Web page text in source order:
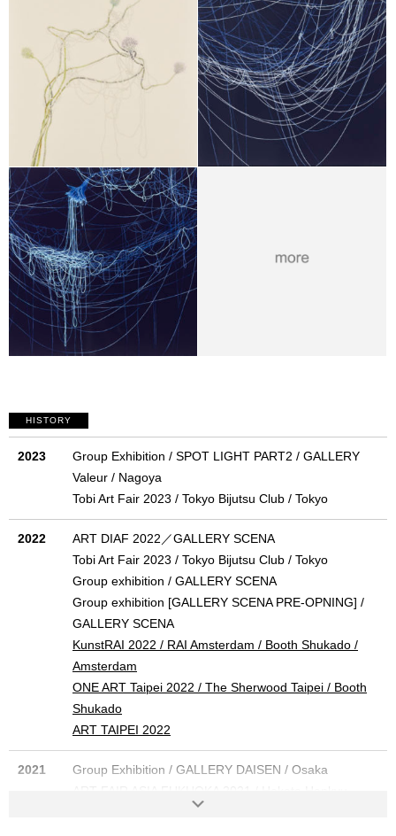
HISTORY
2023
Group Exhibition / SPOT LIGHT PART2 / GALLERY
Valeur / Nagoya
Tobi Art Fair 2023 / Tokyo Bijutsu Club / Tokyo
2022
ART DIAF 2022／GALLERY SCENA
Tobi Art Fair 2023 / Tokyo Bijutsu Club / Tokyo
Group exhibition / GALLERY SCENA
Group exhibition [GALLERY SCENA PRE-OPNING] /
GALLERY SCENA
KunstRAI 2022 / RAI Amsterdam / Booth Shukado /
Amsterdam
ONE ART Taipei 2022 / The Sherwood Taipei / Booth
Shukado
ART TAIPEI 2022
2021
Group Exhibition / GALLERY DAISEN / Osaka